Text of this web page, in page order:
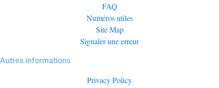
FAQ
Numéros utiles
Site Map
Signaler une erreur
Autres informations
Privacy Policy